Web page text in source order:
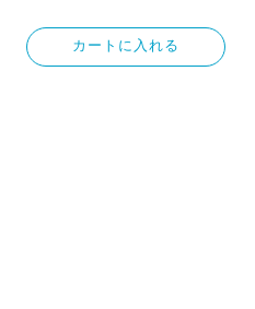
カートに入れる